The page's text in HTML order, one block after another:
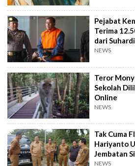
Pejabat
Terima
dari
NEWS
Teror
Sekolah
Online
NEWS
Tak Cuma
Hariyanto
Jembatan
NEWS